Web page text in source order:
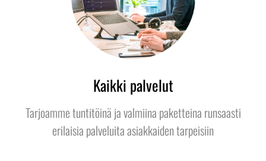
Kaikki palvelut
Tarjoamme tuntitöinä ja valmiina paketteina runsaasti
erilaisia palveluita asiakkaiden tarpeisiin